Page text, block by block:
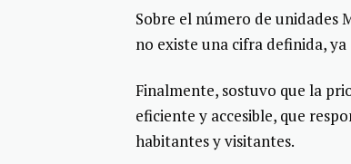
Sobre el número de unidades
no existe una cifra definida,
Finalmente, sostuvo que la
eficiente y accesible, que
habitantes y visitantes.